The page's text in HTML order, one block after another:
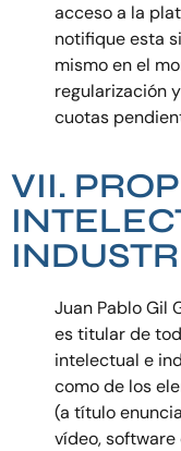
acceso a la
notifique esta
mismo en el
regularización
cuotas
VII.
Juan Pablo Gil
es titular de
intelectual e
como de los
(a título
vídeo,